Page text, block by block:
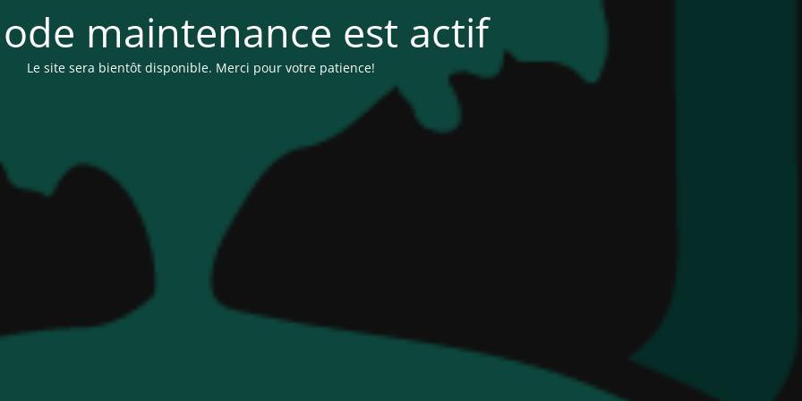
maintenance est actif
Le site sera bientôt disponible. Merci pour votre patience!